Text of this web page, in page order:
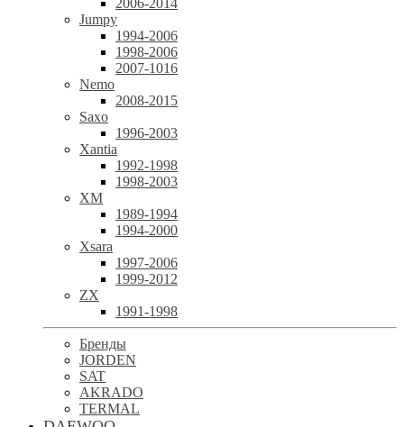
2006-2014
Jumpy
1994-2006
1998-2006
2007-1016
Nemo
2008-2015
Saxo
1996-2003
Xantia
1992-1998
1998-2003
XM
1989-1994
1994-2000
Xsara
1997-2006
1999-2012
ZX
1991-1998
Бренды
JORDEN
SAT
AKRADO
TERMAL